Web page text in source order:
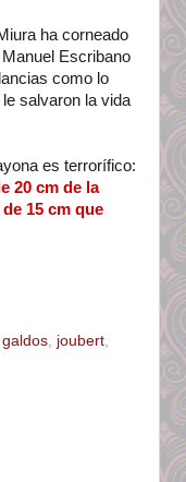
ha corneado
Escribano
como lo
le salvaron la vida
es terrorífico:
20 cm de la
15 cm que
joubert